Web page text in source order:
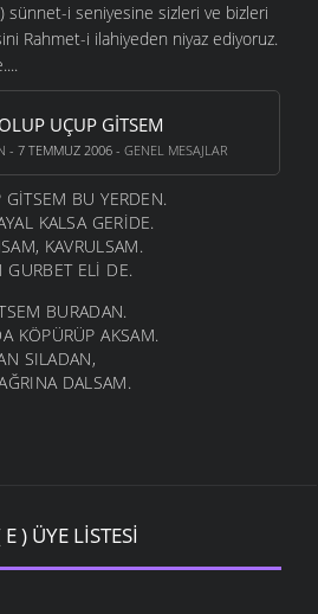
sünnet-i seniyesine sizleri ve bizleri
Rahmet-i ilahiyeden niyaz ediyoruz.
UÇUP GITSEM
- 7 TEMMUZ 2006 - GENEL MESAJLAR
BU YERDEN.
KALSA GERİDE.
KAVRULSAM.
GURBET ELİ DE.
BURADAN.
KÖPÜRÜP AKSAM.
SILADAN,
DALSAM.
E ) ÜYE LISTESI